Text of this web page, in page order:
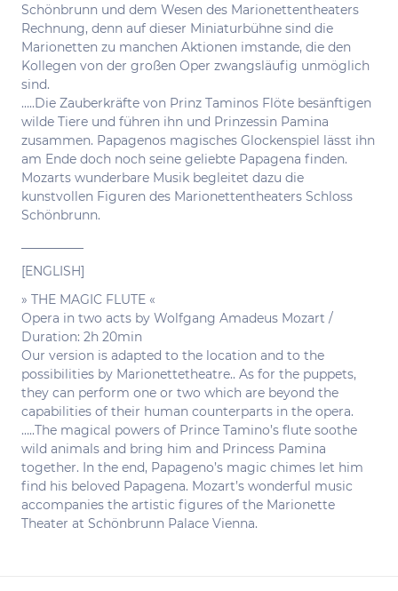
Schönbrunn und dem Wesen des Marionettentheaters
Rechnung, denn auf dieser Miniaturbühne sind die
Marionetten zu manchen Aktionen imstande, die den
Kollegen von der großen Oper zwangsläufig unmöglich
sind.
…..Die Zauberkräfte von Prinz Taminos Flöte besänftigen
wilde Tiere und führen ihn und Prinzessin Pamina
zusammen. Papagenos magisches Glockenspiel lässt ihn
am Ende doch noch seine geliebte Papagena finden.
Mozarts wunderbare Musik begleitet dazu die
kunstvollen Figuren des Marionettentheaters Schloss
Schönbrunn.
[ENGLISH]
» THE MAGIC FLUTE «
Opera in two acts by Wolfgang Amadeus Mozart /
Duration: 2h 20min
Our version is adapted to the location and to the
possibilities by Marionettetheatre.. As for the puppets,
they can perform one or two which are beyond the
capabilities of their human counterparts in the opera.
…..The magical powers of Prince Tamino’s flute soothe
wild animals and bring him and Princess Pamina
together. In the end, Papageno’s magic chimes let him
find his beloved Papagena. Mozart’s wonderful music
accompanies the artistic figures of the Marionette
Theater at Schönbrunn Palace Vienna.